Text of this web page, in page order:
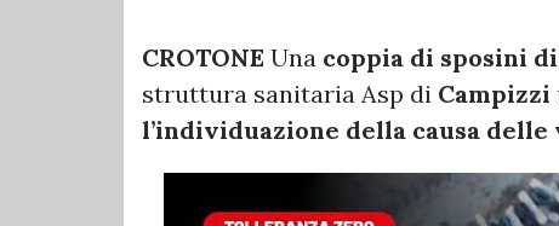
CROTONE Una coppia di sposini
struttura sanitaria Asp di Campizzi
l’individuazione della causa